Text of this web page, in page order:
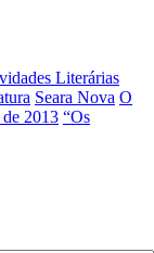
Literárias
Seara Nova O
2013 “Os